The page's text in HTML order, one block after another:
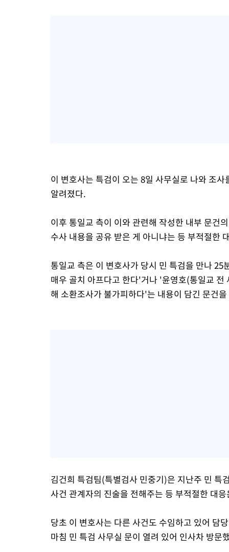
이 변호사는 특검이 오는 8일 사무실로 나와 조
알려졌다.
이후 통일교 측이 이와 관련해 작성한 내부 문건
수사 내용을 공유 받은 게 아니냐는 등 부적절한
통일교 측은 이 변호사가 당시 민 특검을 만나
매우 골치 아프다고 한다'거나 '윤영호(통일교
해 소환조사가 불가피하다'는 내용이 담긴 문건
김건희 특검팀(특별검사 민중기)은 지난주 민 특
사건 관계자의 진술을 전해주는 등 부적절한 대
당초 이 변호사는 다른 사건도 수임하고 있어 담
마침 민 특검 사무실 문이 열려 있어 인사차 방문